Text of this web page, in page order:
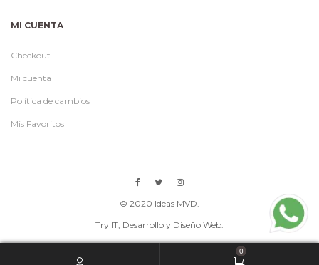
MI CUENTA
Checkout
Mi cuenta
Política de cambios
Mis Favoritos
© 2020 Ideas MVD.
Try IT, Desarrollo y Diseño Web.
0